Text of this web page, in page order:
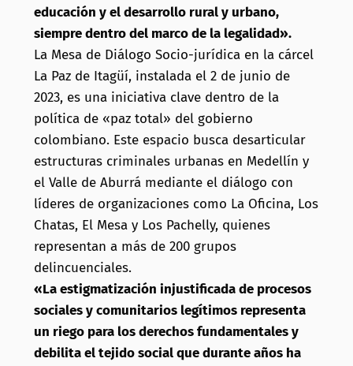
educación y el desarrollo rural y urbano,
siempre dentro del marco de la legalidad».
La Mesa de Diálogo Socio-jurídica en la cárcel
La Paz de Itagüí, instalada el 2 de junio de
2023, es una iniciativa clave dentro de la
política de «paz total» del gobierno
colombiano. Este espacio busca desarticular
estructuras criminales urbanas en Medellín y
el Valle de Aburrá mediante el diálogo con
líderes de organizaciones como La Oficina, Los
Chatas, El Mesa y Los Pachelly, quienes
representan a más de 200 grupos
delincuenciales.
«La estigmatización injustificada de procesos
sociales y comunitarios legítimos representa
un riego para los derechos fundamentales y
debilita el tejido social que durante años ha